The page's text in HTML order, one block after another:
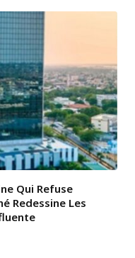
Qui Refuse
Redessine Les